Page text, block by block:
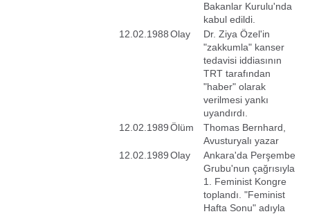
Bakanlar Kurulu'nda
kabul edildi.
12.02.1988Olay
Dr. Ziya Özel'in
"zakkumla" kanser
tedavisi iddiasının
TRT tarafından
"haber" olarak
verilmesi yankı
uyandırdı.
12.02.1989Ölüm
Thomas Bernhard,
Avusturyalı yazar
12.02.1989Olay
Ankara'da Perşembe
Grubu'nun çağrısıyla
1. Feminist Kongre
toplandı. "Feminist
Hafta Sonu" adıyla